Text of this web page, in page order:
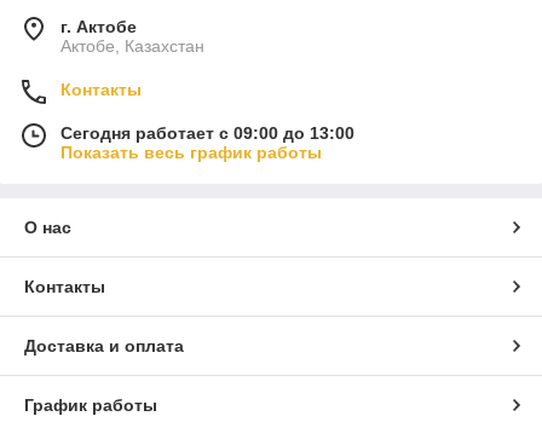
г. Актобе
Актобе, Казахстан
Контакты
Сегодня работает с 09:00 до 13:00
Показать весь график работы
О нас
Контакты
Доставка и оплата
График работы